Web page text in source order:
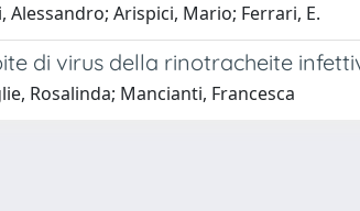
Alessandro; Arispici, Mario; Ferrari, E.
di virus della rinotracheite
Rosalinda; Mancianti, Francesca